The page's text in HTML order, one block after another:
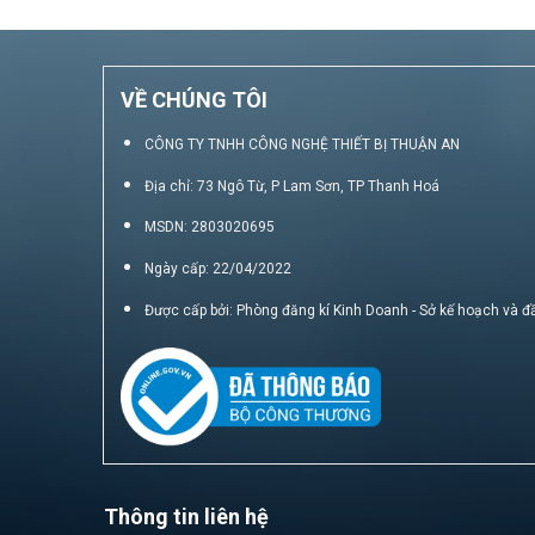
VỀ CHÚNG TÔI
CÔNG TY TNHH CÔNG NGHỆ THIẾT BỊ THUẬN AN
Địa chỉ: 73 Ngô Từ, P Lam Sơn, TP Thanh Hoá
MSDN: 2803020695
Ngày cấp: 22/04/2022
Được cấp bởi: Phòng đăng kí Kinh Doanh - Sở kế hoạch và
Thông tin liên hệ